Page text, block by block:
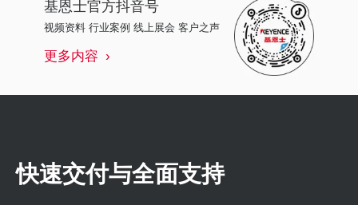
基恩士官方抖音号
视频资料 行业案例 线上展会 客户之声
更多内容
快速交付与全面支持